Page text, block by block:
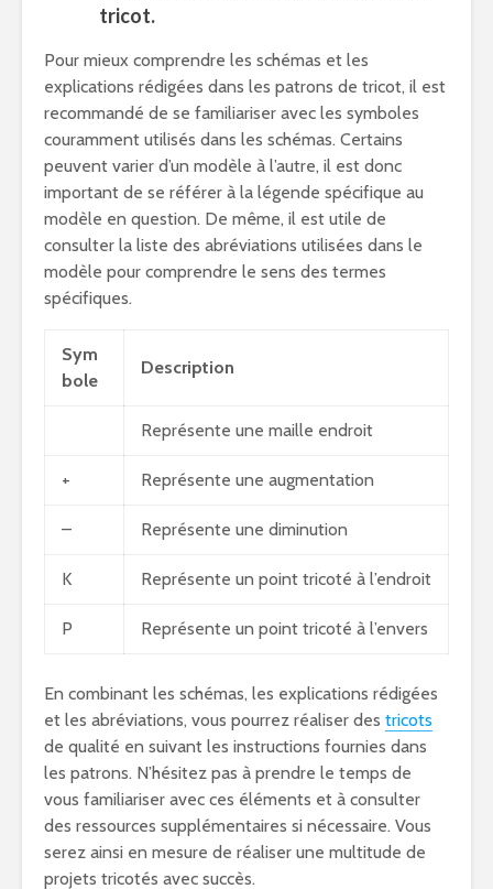
tricot.
Pour mieux comprendre les schémas et les
explications rédigées dans les patrons de tricot, il est
recommandé de se familiariser avec les symboles
couramment utilisés dans les schémas. Certains
peuvent varier d’un modèle à l’autre, il est donc
important de se référer à la légende spécifique au
modèle en question. De même, il est utile de
consulter la liste des abréviations utilisées dans le
modèle pour comprendre le sens des termes
spécifiques.
Sym
bole
Description
Représente une maille endroit
+ Représente une augmentation
– Représente une diminution
K Représente un point tricoté à l’endroit
P Représente un point tricoté à l’envers
En combinant les schémas, les explications rédigées
et les abréviations, vous pourrez réaliser des tricots
de qualité en suivant les instructions fournies dans
les patrons. N’hésitez pas à prendre le temps de
vous familiariser avec ces éléments et à consulter
des ressources supplémentaires si nécessaire. Vous
serez ainsi en mesure de réaliser une multitude de
projets tricotés avec succès.